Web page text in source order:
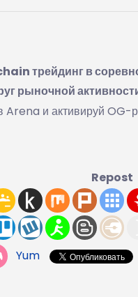
трейдинг в
рыночной
Arena и активируй OG-
Repost
Yum